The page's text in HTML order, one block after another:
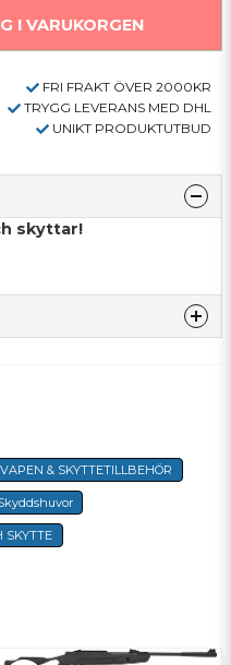
I VARUKORGEN
FRI FRAKT ÖVER 2000KR
TRYGG LEVERANS MED DHL
UNIKT PRODUKTUTBUD
skyttar!
& SKYTTETILLBEHÖR
SKYTTE